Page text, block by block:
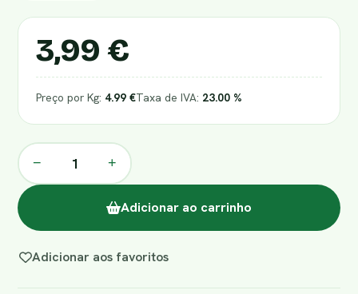
3,99 €
Preço por Kg: 4.99 €Taxa de IVA: 23.00 %
− +
Adicionar ao carrinho
Adicionar aos favoritos